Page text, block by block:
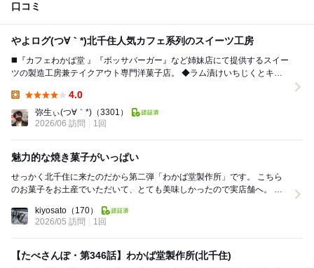
口コミ
やよログ(つ∀｀*)北千住人気カフェ系列のスイーツ工房
◼️『カフェわかば堂 』『ボッサバーガー』など姉妹店にて提供するスイー
ツの製造工房兼テイクアウト専門洋菓子店。 ◆ラム漬けいちじくとキャ
4.0
弥生ぃ(つ∀｀*) （3301）
2026/06 訪問
1回
魅力的な焼き菓子がいっぱい
せっかく北千住に来たのだから第二弾「わかば堂製作所」です。 こちら
のお菓子をお土産でいただいて、とても美味しかったので実店舗へ。 お
kiyosato （170）
2026/05 訪問
1回
【たべさんぽ・第346話】わかば堂製作所(北千住)